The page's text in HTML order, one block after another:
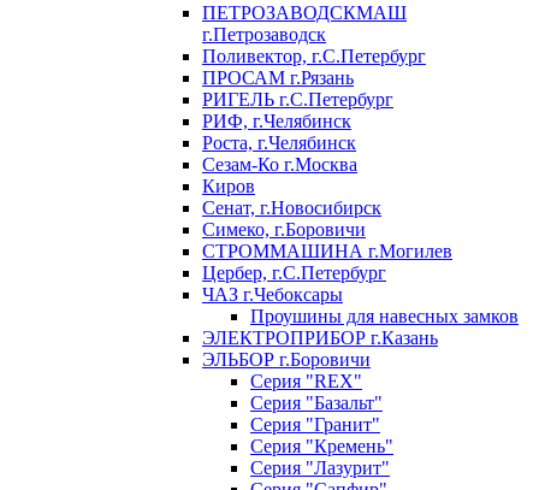
ПЕТРОЗАВОДСКМАШ
г.Петрозаводск
Поливектор, г.С.Петербург
ПРОСАМ г.Рязань
РИГЕЛЬ г.С.Петербург
РИФ, г.Челябинск
Роста, г.Челябинск
Сезам-Ко г.Москва
Киров
Сенат, г.Новосибирск
Симеко, г.Боровичи
СТРОММАШИНА г.Могилев
Цербер, г.С.Петербург
ЧАЗ г.Чебоксары
Проушины для навесных замков
ЭЛЕКТРОПРИБОР г.Казань
ЭЛЬБОР г.Боровичи
Серия "REX"
Серия "Базальт"
Серия "Гранит"
Серия "Кремень"
Серия "Лазурит"